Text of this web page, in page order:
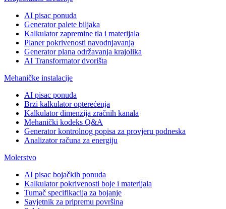
AI pisac ponuda
Generator palete biljaka
Kalkulator zapremine tla i materijala
Planer pokrivenosti navodnjavanja
Generator plana održavanja krajolika
AI Transformator dvorišta
Mehaničke instalacije
AI pisac ponuda
Brzi kalkulator opterećenja
Kalkulator dimenzija zračnih kanala
Mehanički kodeks Q&A
Generator kontrolnog popisa za provjeru podneska
Analizator računa za energiju
Molerstvo
AI pisac bojačkih ponuda
Kalkulator pokrivenosti boje i materijala
Tumač specifikacija za bojanje
Savjetnik za pripremu površina